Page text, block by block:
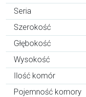
Seria
Szerokość
Głębokość
Wysokość
Ilość komór
Pojemność komory